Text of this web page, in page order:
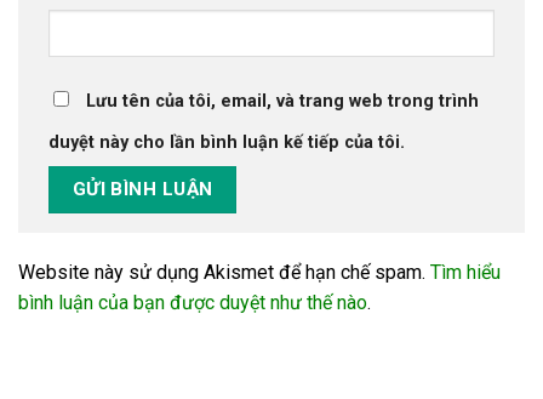
Lưu tên của tôi, email, và trang web trong trình
duyệt này cho lần bình luận kế tiếp của tôi.
Website này sử dụng Akismet để hạn chế spam. Tìm hiểu
bình luận của bạn được duyệt như thế nào.